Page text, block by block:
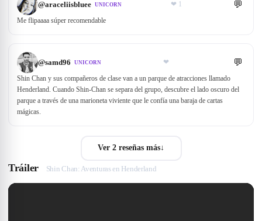
@araceliisbluee UNICORN ❤ 1 💬
Me flipaaaa súper recomendable
@samd96 UNICORN ❤ 💬
Shin Chan y sus compañeros de clase van a un parque de atracciones llamado
Henderland. Cuando Shin-Chan se separa del grupo, descubre el lado oscuro del
parque a través de una marioneta viviente que le confía una baraja de cartas
mágicas.
Ver 2 reseñas más↓
Tráiler Shin Chan: Aventuras en Henderland